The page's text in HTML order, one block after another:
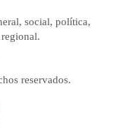
social, política,
reservados.